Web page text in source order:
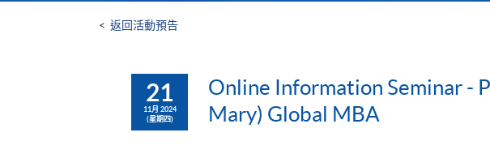
< 返回活動預告
21
11月 2024
(星期四)
Online Information Seminar -
Mary) Global MBA